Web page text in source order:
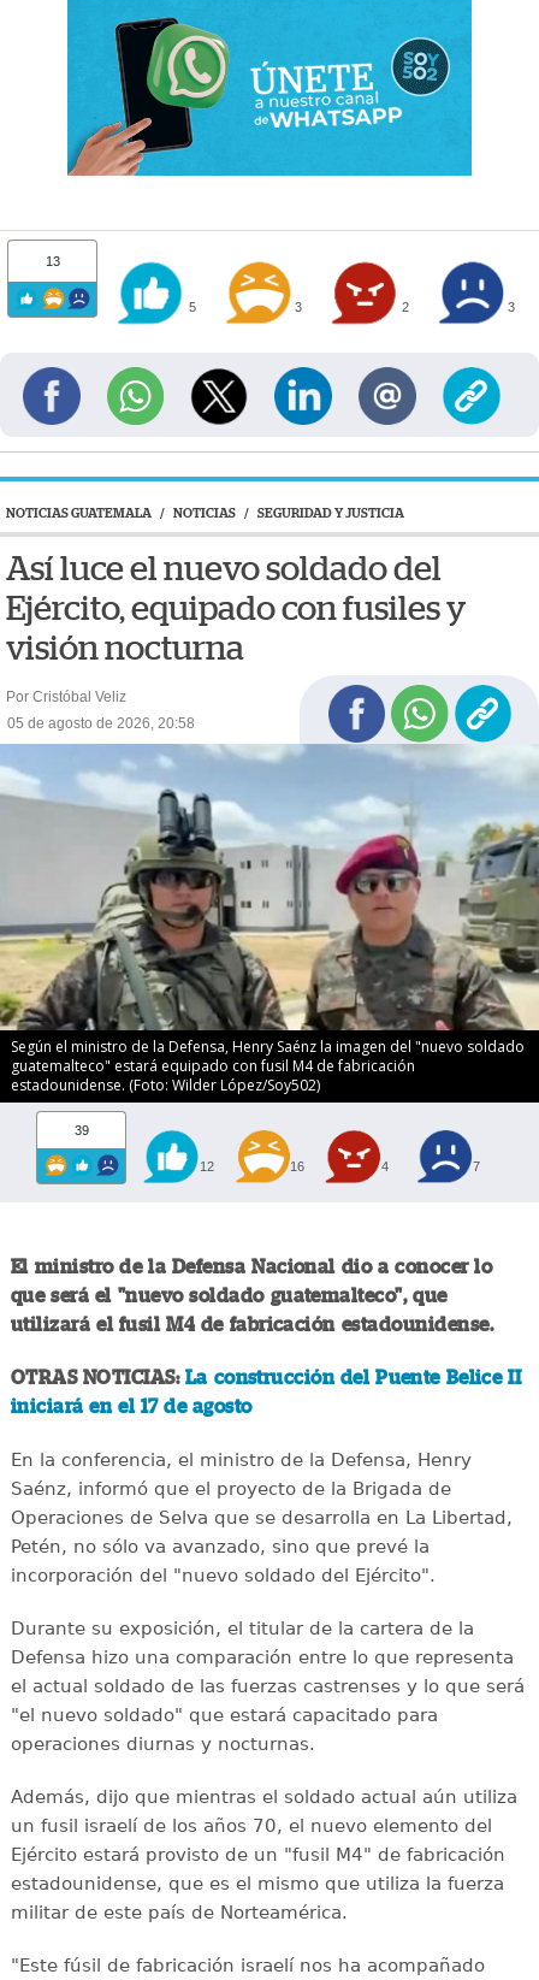
13
5 3 2 3
NOTICIAS GUATEMALA / NOTICIAS / SEGURIDAD Y JUSTICIA
Así luce el nuevo soldado del
Ejército, equipado con fusiles y
visión nocturna
Por Cristóbal Veliz
05 de agosto de 2026, 20:58
Según el ministro de la Defensa, Henry Saénz la imagen del "nuevo soldado
guatemalteco" estará equipado con fusil M4 de fabricación
estadounidense. (Foto: Wilder López/Soy502)
39
12 16 4 7
El ministro de la Defensa Nacional dio a conocer lo
que será el "nuevo soldado guatemalteco", que
utilizará el fusil M4 de fabricación estadounidense.
OTRAS NOTICIAS:La construcción del Puente Belice II
iniciará en el 17 de agosto
En la conferencia, el ministro de la Defensa, Henry
Saénz, informó que el proyecto de la Brigada de
Operaciones de Selva que se desarrolla en La Libertad,
Petén, no sólo va avanzado, sino que prevé la
incorporación del "nuevo soldado del Ejército".
Durante su exposición, el titular de la cartera de la
Defensa hizo una comparación entre lo que representa
el actual soldado de las fuerzas castrenses y lo que será
"el nuevo soldado" que estará capacitado para
operaciones diurnas y nocturnas.
Además, dijo que mientras el soldado actual aún utiliza
un fusil israelí de los años 70, el nuevo elemento del
Ejército estará provisto de un "fusil M4" de fabricación
estadounidense, que es el mismo que utiliza la fuerza
militar de este país de Norteamérica.
"Este fúsil de fabricación israelí nos ha acompañado